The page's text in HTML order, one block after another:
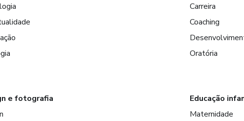
Carreira
Coaching
Oratória
e fotografia
Educação
Maternidade